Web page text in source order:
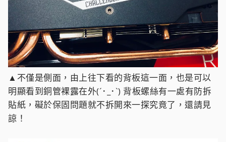
▲不僅是側面，由上往下看的背板這一面，也是可以
明顯看到銅管裸露在外(´･_･`) 背板螺絲有一處有防拆
貼紙，礙於保固問題就不拆開來一探究竟了，還請見
諒！